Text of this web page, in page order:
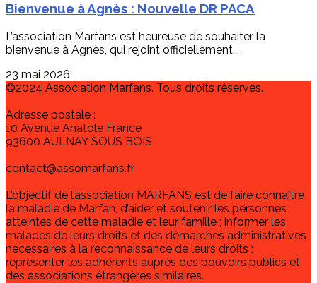
Bienvenue à Agnès : Nouvelle DR PACA
L’association Marfans est heureuse de souhaiter la
bienvenue à Agnès, qui rejoint officiellement...
23 mai 2026
©2024 Association Marfans. Tous droits réservés.
Adresse postale :
10 Avenue Anatole France
93600 AULNAY SOUS BOIS
contact@assomarfans.fr
L’objectif de l’association MARFANS est de faire connaître
la maladie de Marfan, d’aider et soutenir les personnes
atteintes de cette maladie et leur famille ; informer les
malades de leurs droits et des démarches administratives
nécessaires à la reconnaissance de leurs droits ;
représenter les adhérents auprès des pouvoirs publics et
des associations étrangères similaires.